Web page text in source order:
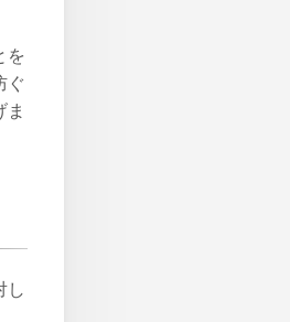
を
ぐ
ま
し